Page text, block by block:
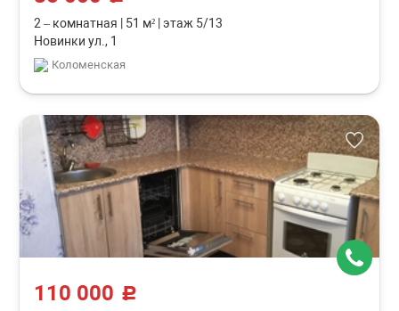
2 – комнатная 51 м² этаж 5/13
Новинки ул., 1
Коломенская
110 000 c